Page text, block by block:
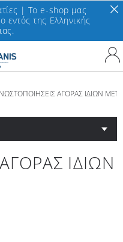
| To e-shop μας
εντός της Ελληνικής
ΑΓΟΡΑΣ ΙΔΙΩΝ
ΙΔΙΩΝ